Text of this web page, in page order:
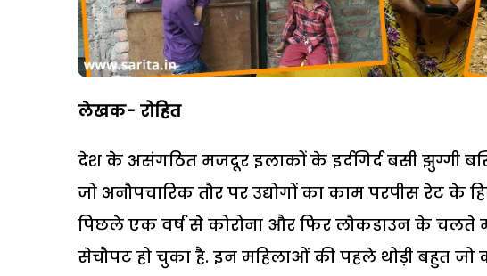
लेखक- रोहित
देश के असंगठित मजदूर इलाकों के इर्दगिर्द बसी झुग्गी
जो अनौपचारिक तौर पर उद्योगों का काम परपीस रेट के
पिछले एक वर्ष से कोरोना और फिर लौकडाउन के चलते
सेचौपट हो चुका है. इन महिलाओं की पहले थोड़ी बहुत जो